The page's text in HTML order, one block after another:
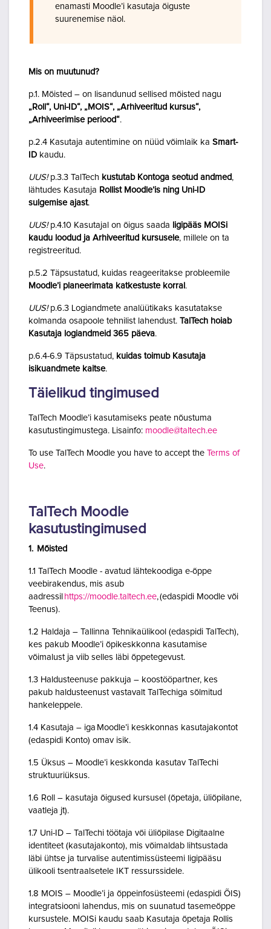
enamasti Moodle’i kasutaja õiguste
suurenemise näol.
Mis on muutunud?
p.1. Mõisted – on lisandunud sellised mõisted nagu
„Roll“, Uni-ID“, „MOIS“, „Arhiveeritud kursus“,
„Arhiveerimise periood“.
p.2.4 Kasutaja autentimine on nüüd võimlaik ka Smart-
ID kaudu.
UUS!p.3.3 TalTech kustutab Kontoga seotud andmed,
lähtudes Kasutaja Rollist Moodle’is ning Uni-ID
sulgemise ajast.
UUS!p.4.10 Kasutajal on õigus saada ligipääs MOISi
kaudu loodud ja Arhiveeritud kursusele, millele on ta
registreeritud.
p.5.2 Täpsustatud, kuidas reageeritakse probleemile
Moodle’i planeerimata katkestuste korral .
UUS!p.6.3 Logiandmete analüütikaks kasutatakse
kolmanda osapoole tehnilist lahendust. TalTech hoiab
Kasutaja logiandmeid 365 päeva.
p.6.4-6.9 Täpsustatud, kuidas toimub Kasutaja
isikuandmete kaitse.
Täielikud tingimused
TalTech Moodle’i kasutamiseks peate nõustuma
kasutustingimustega. Lisainfo: moodle@taltech.ee
To use TalTech Moodle you have to accept the Terms of
Use.
TalTech Moodle
kasutustingimused
1. Mõisted
1.1 TalTech Moodle - avatud lähtekoodiga e-õppe
veebirakendus, mis asub
aadressil https://moodle.taltech.ee, (edaspidi Moodle või
Teenus).
1.2 Haldaja – Tallinna Tehnikaülikool (edaspidi TalTech),
kes pakub Moodle’i õpikeskkonna kasutamise
võimalust ja viib selles läbi õppetegevust.
1.3 Haldusteenuse pakkuja – koostööpartner, kes
pakub haldusteenust vastavalt TalTechiga sõlmitud
hankeleppele.
1.4 Kasutaja – iga Moodle’i keskkonnas kasutajakontot
(edaspidi Konto) omav isik.
1.5 Üksus – Moodle’i keskkonda kasutav TalTechi
struktuuriüksus.
1.6 Roll – kasutaja õigused kursusel (õpetaja, üliõpilane,
vaatleja jt).
1.7 Uni-ID – TalTechi töötaja või üliõpilase Digitaalne
identiteet (kasutajakonto), mis võimaldab lihtsustada
läbi ühtse ja turvalise autentimissüsteemi ligipääsu
ülikooli tsentraalsetele IKT ressurssidele.
1.8 MOIS – Moodle’i ja õppeinfosüsteemi (edaspidi ÕIS)
integratsiooni lahendus, mis on suunatud tasemeõppe
kursustele. MOISi kaudu saab Kasutaja õpetaja Rollis